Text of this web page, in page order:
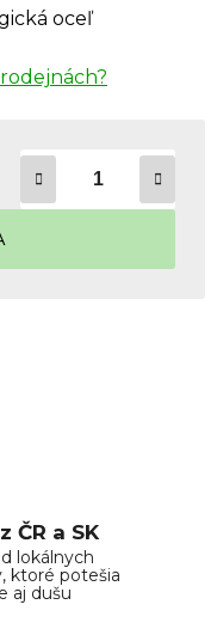
oceľ
ČR a SK
lokálnych
ktoré potešia
aj dušu